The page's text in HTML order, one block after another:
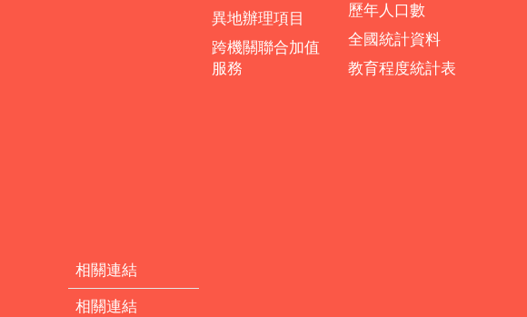
異地辦理項目
跨機關聯合加值
服務
歷年人口數
全國統計資料
教育程度統計表
相關連結
相關連結